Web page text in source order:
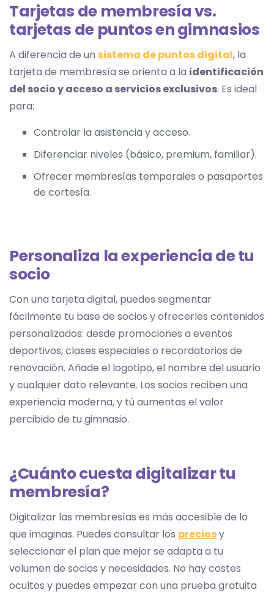
Tarjetas de membresía vs.
tarjetas de puntos en gimnasios
A diferencia de un sistema de puntos digital, la
tarjeta de membresía se orienta a la identificación
del socio y acceso a servicios exclusivos. Es ideal
para:
Controlar la asistencia y acceso.
Diferenciar niveles (básico, premium, familiar).
Ofrecer membresías temporales o pasaportes
de cortesía.
Personaliza la experiencia de tu
socio
Con una tarjeta digital, puedes segmentar
fácilmente tu base de socios y ofrecerles contenidos
personalizados: desde promociones a eventos
deportivos, clases especiales o recordatorios de
renovación. Añade el logotipo, el nombre del usuario
y cualquier dato relevante. Los socios reciben una
experiencia moderna, y tú aumentas el valor
percibido de tu gimnasio.
¿Cuánto cuesta digitalizar tu
membresía?
Digitalizar las membresías es más accesible de lo
que imaginas. Puedes consultar los preciosy
seleccionar el plan que mejor se adapta a tu
volumen de socios y necesidades. No hay costes
ocultos y puedes empezar con una prueba gratuita